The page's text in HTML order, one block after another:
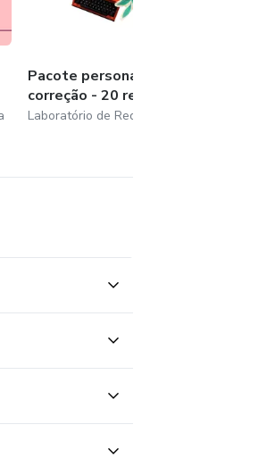
com correção de
Pacote personalizado de
correção - 20 redações
Laboratório de Redação e Escrita